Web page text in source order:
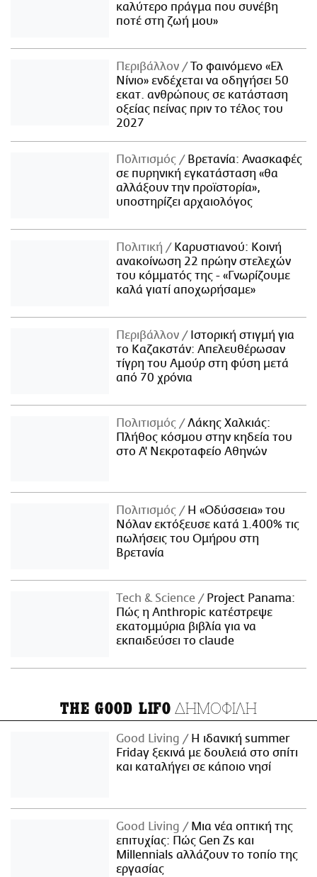
καλύτερο πράγμα που συνέβη
ποτέ στη ζωή μου»
Περιβάλλον
Το φαινόμενο «Ελ
Νίνιο» ενδέχεται να οδηγήσει 50
εκατ. ανθρώπους σε κατάσταση
οξείας πείνας πριν το τέλος του
2027
Πολιτισμός
Βρετανία: Ανασκαφές
σε πυρηνική εγκατάσταση «θα
αλλάξουν την προϊστορία»,
υποστηρίζει αρχαιολόγος
Πολιτική
Καρυστιανού: Κοινή
ανακοίνωση 22 πρώην στελεχών
του κόμματός της - «Γνωρίζουμε
καλά γιατί αποχωρήσαμε»
Περιβάλλον
Ιστορική στιγμή για
το Καζακστάν: Απελευθέρωσαν
τίγρη του Αμούρ στη φύση μετά
από 70 χρόνια
Πολιτισμός
Λάκης Χαλκιάς:
Πλήθος κόσμου στην κηδεία του
στο Α' Νεκροταφείο Αθηνών
Πολιτισμός
Η «Οδύσσεια» του
Νόλαν εκτόξευσε κατά 1.400% τις
πωλήσεις του Ομήρου στη
Βρετανία
Τech & Science
Project Panama:
Πώς η Anthropic κατέστρεψε
εκατομμύρια βιβλία για να
εκπαιδεύσει το claude
THE GOOD LIFO ΔΗΜΟΦΙΛΗ
Good Living
Η ιδανική summer
Friday ξεκινά με δουλειά στο σπίτι
και καταλήγει σε κάποιο νησί
Good Living
Μια νέα οπτική της
επιτυχίας: Πώς Gen Zs και
Millennials αλλάζουν το τοπίο της
εργασίας